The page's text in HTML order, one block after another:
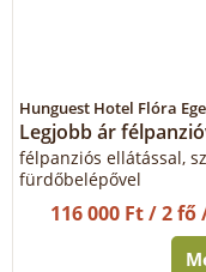
Hunguest Hotel Flóra
Legjobb ár
félpanziós ellátással,
fürdőbelépővel
116 000 Ft / 2